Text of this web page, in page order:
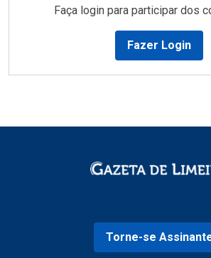
Faça login para participar dos
Fazer Login
Torne-se